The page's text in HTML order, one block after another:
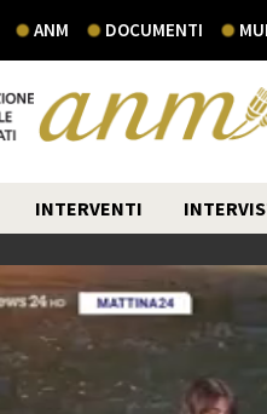
ANM DOCUMENTI
INTERVENTI